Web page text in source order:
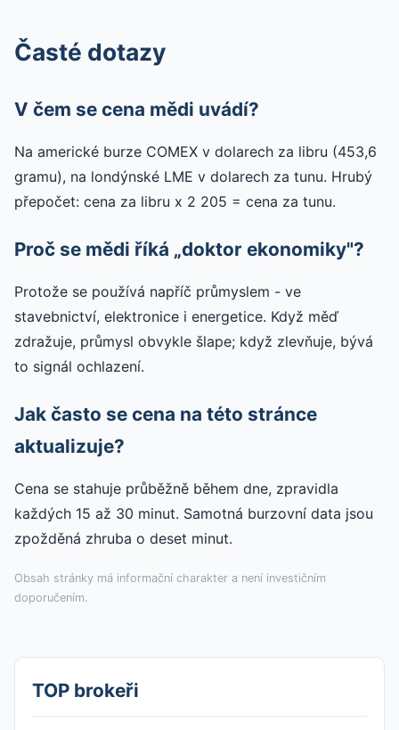
Časté dotazy
V čem se cena mědi uvádí?
Na americké burze COMEX v dolarech za libru (453,6
gramu), na londýnské LME v dolarech za tunu. Hrubý
přepočet: cena za libru x 2 205 = cena za tunu.
Proč se mědi říká „doktor ekonomiky"?
Protože se používá napříč průmyslem - ve
stavebnictví, elektronice i energetice. Když měď
zdražuje, průmysl obvykle šlape; když zlevňuje, bývá
to signál ochlazení.
Jak často se cena na této stránce
aktualizuje?
Cena se stahuje průběžně během dne, zpravidla
každých 15 až 30 minut. Samotná burzovní data jsou
zpožděná zhruba o deset minut.
Obsah stránky má informační charakter a není investičním
doporučením.
TOP brokeři